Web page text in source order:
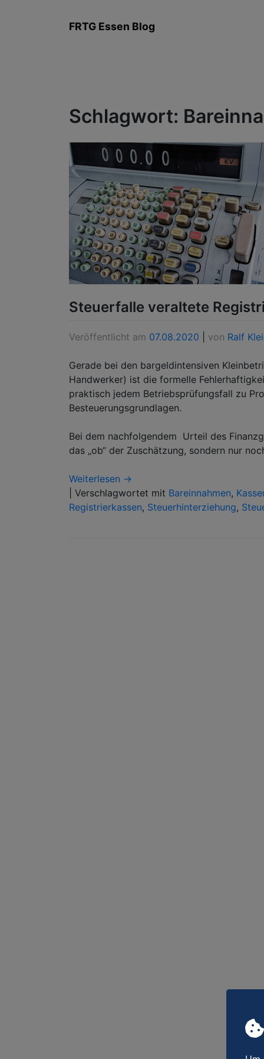
FRTG Essen Blog
Schlagwort:
Steuerfalle veraltete
Veröffentlicht am 07.08.2020 von Ralf
Gerade bei den bargeldintensiven
Handwerker) ist die formelle
praktisch jedem Betriebsprüfungsfall zu
Besteuerungsgrundlagen.
Bei dem nachfolgendem Urteil des
das „ob“ der Zuschätzung, sondern nur
Weiterlesen →
Verschlagwortet mit Bareinnahmen,
Registrierkassen, Steuerhinterziehung,